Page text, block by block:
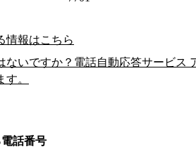
情報はこちら
ないですか？電話自動応答サービス
。
話番号